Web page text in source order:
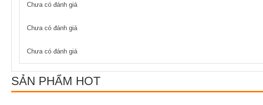
Chưa có đánh giá
Chưa có đánh giá
Chưa có đánh giá
SẢN PHẨM HOT